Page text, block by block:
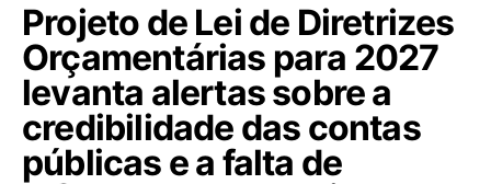
Projeto de Lei de Diretrizes
Orçamentárias para 2027
levanta alertas sobre a
credibilidade das contas
públicas e a falta de